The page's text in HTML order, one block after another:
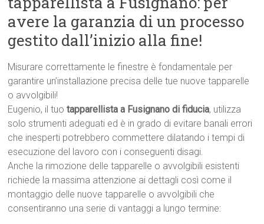
avere la garanzia di un processo
gestito dall’inizio alla fine!
Misurare correttamente le finestre è fondamentale per
garantire un’installazione precisa delle tue nuove tapparelle
o avvolgibili!
Eugenio, il tuotapparellista a Fusignano di fiducia, utilizza
solo strumenti adeguati ed è in grado di evitare banali errori
che inesperti potrebbero commettere dilatando i tempi di
esecuzione del lavoro con i conseguenti disagi.
Anche la rimozione delle tapparelle o avvolgibili esistenti
richiede la massima attenzione ai dettagli così come il
montaggio delle nuove tapparelle o avvolgibili che
consentiranno una serie di vantaggi a lungo termine: